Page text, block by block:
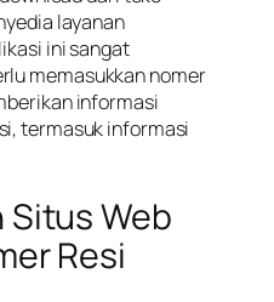
layanan
ini sangat
memasukkan nomer
informasi
termasuk informasi
Web
Resi